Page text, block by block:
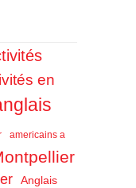
en
americains a
Anglais